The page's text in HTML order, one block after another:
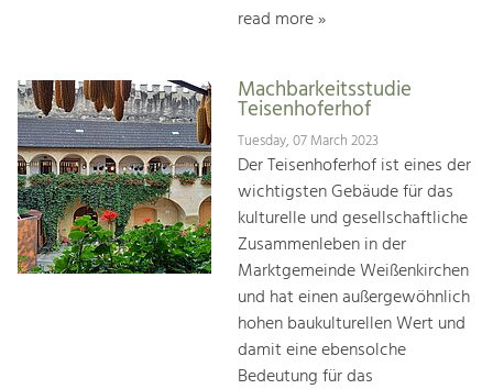
read more »
Machbarkeitsstudie
Teisenhoferhof
Tuesday, 07 March 2023
Der Teisenhoferhof ist eines der
wichtigsten Gebäude für das
kulturelle und gesellschaftliche
Zusammenleben in der
Marktgemeinde Weißenkirchen
und hat einen außergewöhnlich
hohen baukulturellen Wert und
damit eine ebensolche
Bedeutung für das